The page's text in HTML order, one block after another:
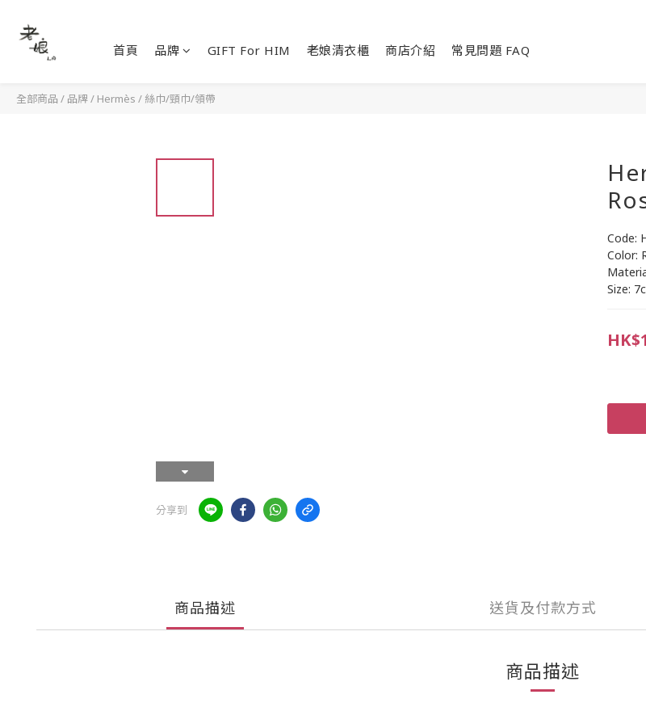
首頁 品牌 GIFT For HIM 老娘清衣櫃 商店介紹 常見問題 FAQ
全部商品 / 品牌/ Hermès / 絲巾/頸巾/領帶
分享到
Code:
Color:
Size:
商品描述 送貨及付款方式
商品描述